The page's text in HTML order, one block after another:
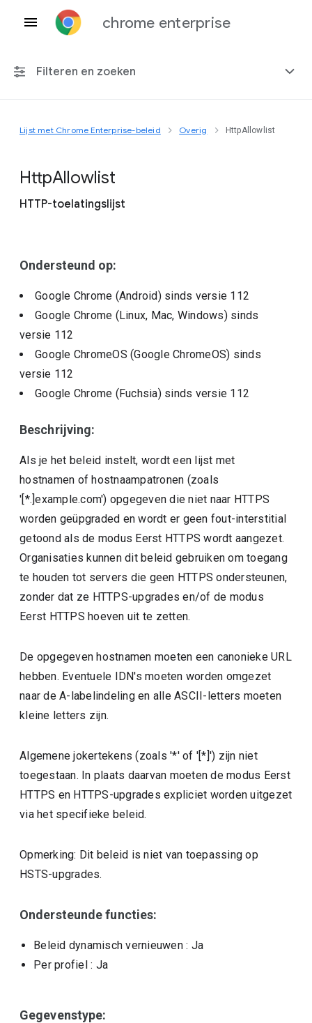
chrome enterprise
Filteren en zoeken
Elk platform
Chrome 151
Lijst met Chrome Enterprise-beleid Overig HttpAllowlist
HttpAllowlist
HTTP-toelatingslijst
Ondersteund op:
Google Chrome (Android) sinds versie 112
Google Chrome (Linux, Mac, Windows) sinds
versie 112
Google ChromeOS (Google ChromeOS) sinds
versie 112
Google Chrome (Fuchsia) sinds versie 112
Beschrijving:
Als je het beleid instelt, wordt een lijst met
hostnamen of hostnaampatronen (zoals
'[*.]example.com') opgegeven die niet naar HTTPS
worden geüpgraded en wordt er geen fout-interstitial
getoond als de modus Eerst HTTPS wordt aangezet.
Organisaties kunnen dit beleid gebruiken om toegang
te houden tot servers die geen HTTPS ondersteunen,
zonder dat ze HTTPS-upgrades en/of de modus
Eerst HTTPS hoeven uit te zetten.
De opgegeven hostnamen moeten een canonieke URL
hebben. Eventuele IDN's moeten worden omgezet
naar de A-labelindeling en alle ASCII-letters moeten
kleine letters zijn.
Algemene jokertekens (zoals '*' of '[*]') zijn niet
toegestaan. In plaats daarvan moeten de modus Eerst
HTTPS en HTTPS-upgrades expliciet worden uitgezet
via het specifieke beleid.
Opmerking: Dit beleid is niet van toepassing op
HSTS-upgrades.
Ondersteunde functies:
Beleid dynamisch vernieuwen : Ja
Per profiel : Ja
Gegevenstype: